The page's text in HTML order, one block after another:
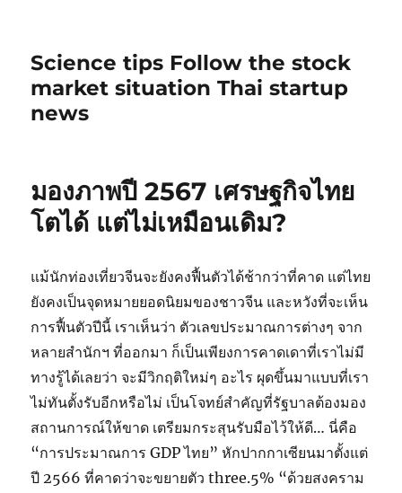
Science tips Follow the stock
market situation Thai startup
news
มองภาพปี 2567 เศรษฐกิจไทย
โตได้ แต่ไม่เหมือนเดิม?
แม้นักท่องเที่ยวจีนจะยังคงฟื้นตัวได้ช้ากว่าที่คาด แต่ไทย
ยังคงเป็นจุดหมายยอดนิยมของชาวจีน และหวังที่จะเห็น
การฟื้นตัวปีนี้ เราเห็นว่า ตัวเลขประมาณการต่างๆ จาก
หลายสำนักฯ ที่ออกมา ก็เป็นเพียงการคาดเดาที่เราไม่มี
ทางรู้ได้เลยว่า จะมีวิกฤติใหม่ๆ อะไร ผุดขึ้นมาแบบที่เรา
ไม่ทันตั้งรับอีกหรือไม่ เป็นโจทย์สำคัญที่รัฐบาลต้องมอง
สถานการณ์ให้ขาด เตรียมกระสุนรับมือไว้ให้ดี… นี่คือ
“การประมาณการ GDP ไทย” หักปากกาเซียนมาตั้งแต่
ปี 2566 ที่คาดว่าจะขยายตัว three.5% “ด้วยสงคราม